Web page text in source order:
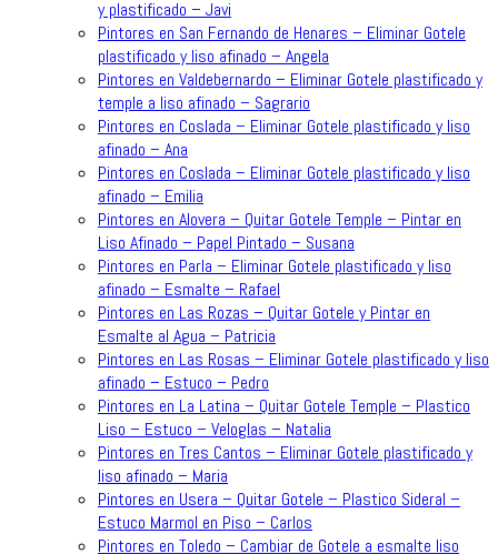
y plastificado – Javi
Pintores en San Fernando de Henares – Eliminar Gotele
plastificado y liso afinado – Angela
Pintores en Valdebernardo – Eliminar Gotele plastificado y
temple a liso afinado – Sagrario
Pintores en Coslada – Eliminar Gotele plastificado y liso
afinado – Ana
Pintores en Coslada – Eliminar Gotele plastificado y liso
afinado – Emilia
Pintores en Alovera – Quitar Gotele Temple – Pintar en
Liso Afinado – Papel Pintado – Susana
Pintores en Parla – Eliminar Gotele plastificado y liso
afinado – Esmalte – Rafael
Pintores en Las Rozas – Quitar Gotele y Pintar en
Esmalte al Agua – Patricia
Pintores en Las Rosas – Eliminar Gotele plastificado y liso
afinado – Estuco – Pedro
Pintores en La Latina – Quitar Gotele Temple – Plastico
Liso – Estuco – Veloglas – Natalia
Pintores en Tres Cantos – Eliminar Gotele plastificado y
liso afinado – Maria
Pintores en Usera – Quitar Gotele – Plastico Sideral –
Estuco Marmol en Piso – Carlos
Pintores en Toledo – Cambiar de Gotele a esmalte liso